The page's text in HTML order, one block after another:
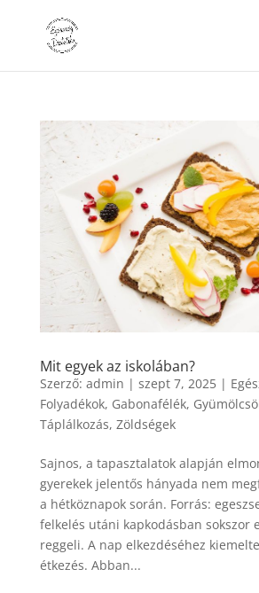
Mit egyek az iskolában?
Szerző: admin | szept 7, 2025|
Folyadékok, Gabonafélék,
Táplálkozás, Zöldségek
Sajnos, a tapasztalatok alapján
gyerekek jelentős hányada nem
a hétköznapok során. Forrás:
felkelés utáni kapkodásban sokszor
reggeli. A nap elkezdéséhez
étkezés. Abban...